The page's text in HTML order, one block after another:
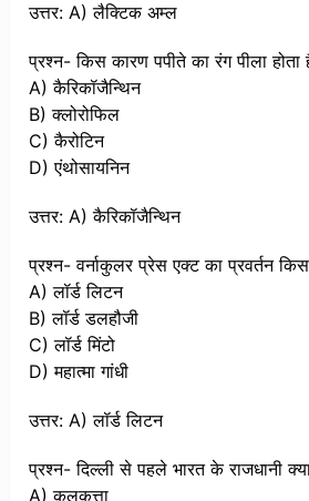
उत्तर: A) लैक्टिक अम्ल
प्रश्न- किस कारण पपीते का रंग पीला होता
A) कैरिकॉजैन्थिन
B) क्लोरोफिल
C) कैरोटिन
D) एंथोसायनिन
उत्तर: A) कैरिकॉजैन्थिन
प्रश्न- वर्नाकुलर प्रेस एक्ट का प्रवर्तन
A) लॉर्ड लिटन
B) लॉर्ड डलहौजी
C) लॉर्ड मिंटो
D) महात्मा गांधी
उत्तर: A) लॉर्ड लिटन
प्रश्न- दिल्ली से पहले भारत के राजधानी
A) कलकत्ता